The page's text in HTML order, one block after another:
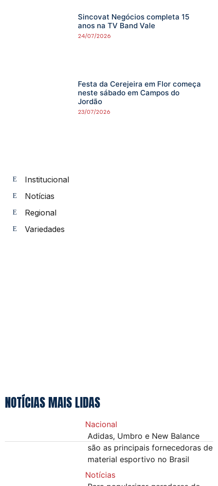
Sincovat Negócios completa 15
anos na TV Band Vale
24/07/2026
Festa da Cerejeira em Flor começa
neste sábado em Campos do
Jordão
23/07/2026
Institucional
Notícias
Regional
Variedades
NOTÍCIAS MAIS LIDAS
Nacional
Adidas, Umbro e New Balance
são as principais fornecedoras de
material esportivo no Brasil
Notícias